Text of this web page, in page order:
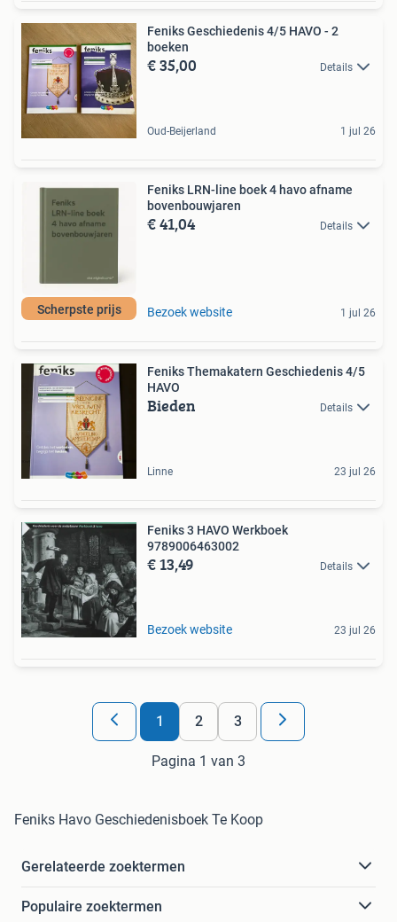
Feniks Geschiedenis 4/5 HAVO - 2
boeken
€ 35,00 Details
Oud-Beijerland 1 jul 26
Scherpste prijs
Feniks LRN-line boek 4 havo afname
bovenbouwjaren
€ 41,04 Details
Bezoek website 1 jul 26
Feniks Themakatern Geschiedenis 4/5
HAVO
Bieden Details
Linne 23 jul 26
Feniks 3 HAVO Werkboek
9789006463002
€ 13,49 Details
Bezoek website 23 jul 26
1 2 3
Pagina 1 van 3
Feniks Havo Geschiedenisboek Te Koop
Gerelateerde zoektermen
Populaire zoektermen